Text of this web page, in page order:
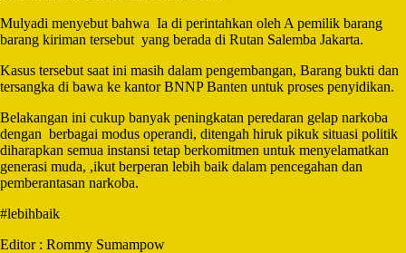
Mulyadi menyebut bahwa Ia di perintahkan oleh A pemilik barang
barang kiriman tersebut yang berada di Rutan Salemba Jakarta.
Kasus tersebut saat ini masih dalam pengembangan, Barang bukti dan
tersangka di bawa ke kantor BNNP Banten untuk proses penyidikan.
Belakangan ini cukup banyak peningkatan peredaran gelap narkoba
dengan berbagai modus operandi, ditengah hiruk pikuk situasi politik
diharapkan semua instansi tetap berkomitmen untuk menyelamatkan
generasi muda, ,ikut berperan lebih baik dalam pencegahan dan
pemberantasan narkoba.
#lebihbaik
Editor : Rommy Sumampow